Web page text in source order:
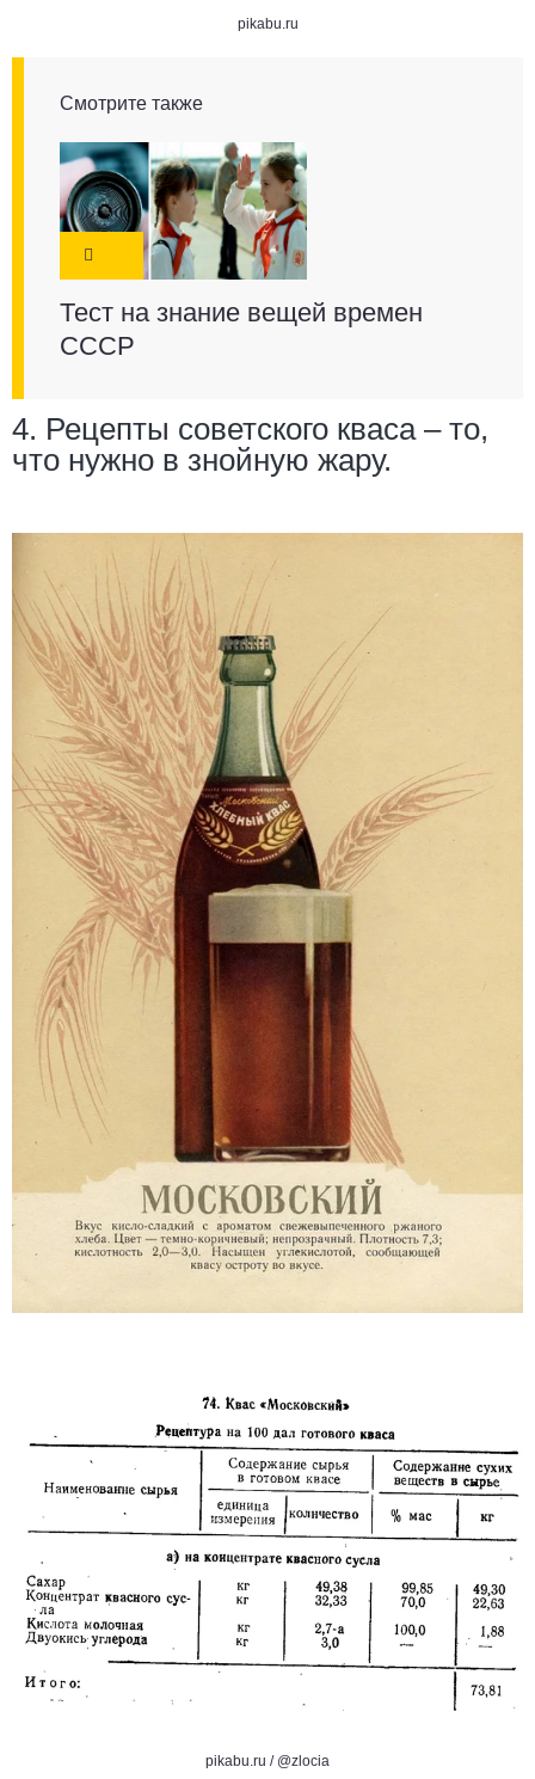
pikabu.ru
Смотрите также
Тест на знание вещей времен
СССР
4. Рецепты советского кваса – то,
что нужно в знойную жару.
pikabu.ru / @zlocia